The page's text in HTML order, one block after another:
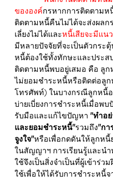
ขององค์กรหากการติดตาม
ติดตามหนี้คืนไม่ได้จะส่งผลก
เลี่ยงไม่ได้และหนี้เสียจะมีแน
มีหลายปัจจัยที่จะเป็นตัวกระ
หนี้ต้องใช้ทั้งทักษะและประ
ติดตามหนี้พบอยู่เสมอ คือ ลูก
ไม่ยอมชำระหนี้หรือติดต่อลู
โทรศัพท์) ในบางกรณีลูกหนี้
บ่ายเบี่ยงการชำระหนี้เมื่อพ
รับมือและแก้ไขปัญหา "ทำอ
และยอมชำระหนี้"รวมถึง"กา
จูงใจ"หรือเพื่อกดดันให้ลูกหนี้
ในสัญญาฯ การเรียนรู้และน
ใช้จึงเป็นสิ่งจำเป็นที่ผู้เข้าร่
ใช้เพื่อให้ได้รับการชำระหนี้